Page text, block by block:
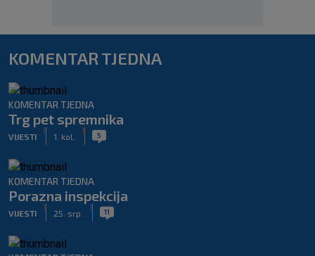
KOMENTAR TJEDNA
KOMENTAR TJEDNA
Trg pet spremnika
VIJESTI 1. kol. 5
KOMENTAR TJEDNA
Porazna inspekcija
VIJESTI 25. srp. 11